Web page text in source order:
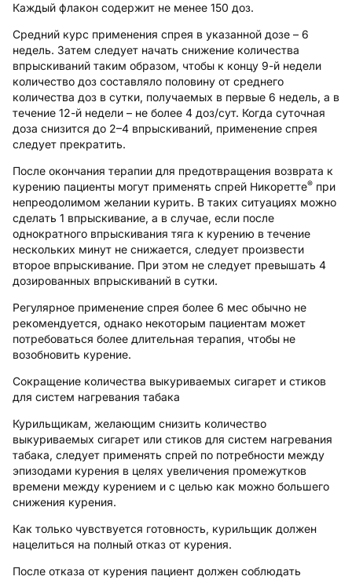
Каждый флакон содержит не менее 150 доз.
Средний курс применения спрея в указанной дозе – 6
недель. Затем следует начать снижение количества
впрыскиваний таким образом, чтобы к концу 9-й недели
количество доз составляло половину от среднего
количества доз в сутки, получаемых в первые 6 недель, а в
течение 12-й недели – не более 4 доз/сут. Когда суточная
доза снизится до 2–4 впрыскиваний, применение спрея
следует прекратить.
После окончания терапии для предотвращения возврата к
курению пациенты могут применять спрей Никоретте® при
непреодолимом желании курить. В таких ситуациях можно
сделать 1 впрыскивание, а в случае, если после
однократного впрыскивания тяга к курению в течение
нескольких минут не снижается, следует произвести
второе впрыскивание. При этом не следует превышать 4
дозированных впрыскиваний в сутки.
Регулярное применение спрея более 6 мес обычно не
рекомендуется, однако некоторым пациентам может
потребоваться более длительная терапия, чтобы не
возобновить курение.
Сокращение количества выкуриваемых сигарет и стиков
для систем нагревания табака
Курильщикам, желающим снизить количество
выкуриваемых сигарет или стиков для систем нагревания
табака, следует применять спрей по потребности между
эпизодами курения в целях увеличения промежутков
времени между курением и с целью как можно большего
снижения курения.
Как только чувствуется готовность, курильщик должен
нацелиться на полный отказ от курения.
После отказа от курения пациент должен соблюдать